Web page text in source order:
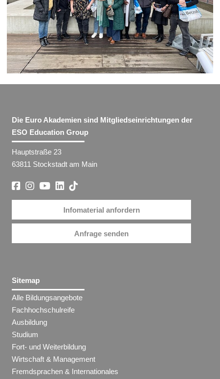
Die Euro Akademien sind Mitgliedseinrichtungen der
ESO Education Group
Hauptstraße 23
63811 Stockstadt am Main
Infomaterial anfordern
Anfrage senden
Sitemap
Alle Bildungsangebote
Fachhochschulreife
Ausbildung
Studium
Fort- und Weiterbildung
Wirtschaft & Management
Fremdsprachen & Internationales